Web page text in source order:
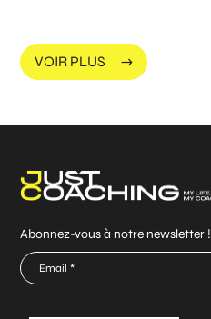
VOIR PLUS
Abonnez-vous à notre newsletter !
E-
mail
*